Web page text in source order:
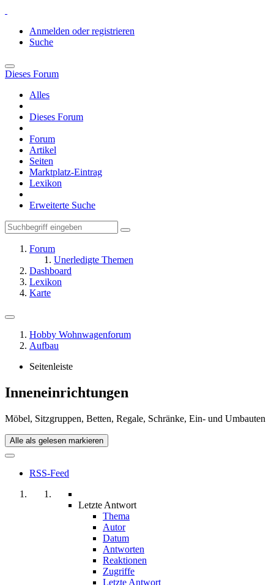
Anmelden oder registrieren
Suche
Dieses Forum
Alles
Dieses Forum
Forum
Artikel
Seiten
Marktplatz-Eintrag
Lexikon
Erweiterte Suche
Forum
Unerledigte Themen
Dashboard
Lexikon
Karte
Hobby Wohnwagenforum
Aufbau
Seitenleiste
Inneneinrichtungen
Möbel, Sitzgruppen, Betten, Regale, Schränke, Ein- und Umbauten
Alle als gelesen markieren
RSS-Feed
Letzte Antwort
Thema
Autor
Datum
Antworten
Reaktionen
Zugriffe
Letzte Antwort